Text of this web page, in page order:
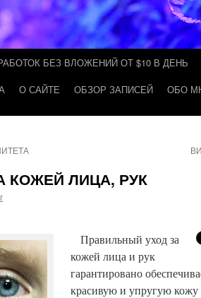
БЕЗ ВЛОЖЕНИЙ ОТ $10 В ДЕНЬ
О САЙТЕ ОБЗОР ЗАПИСЕЙ ОБО
КОЖЕЙ ЛИЦА, РУК
Правильный уход за
кожей лица и рук
гарантировано
красивую и упругую кожу